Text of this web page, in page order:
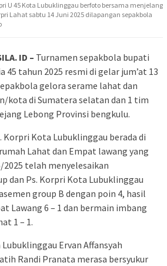
U 45 Kota Lubuklinggau berfoto bersama menjelang
Lahat sabtu 14 Juni 2025 dilapangan sepakbola
ID – Turnamen sepakbola bupati
45 tahun 2025 resmi di gelar jum’at 13
gelora serame lahat dan
kota di Sumatera selatan dan 1 tim
Lebong Provinsi bengkulu.
Korpri Kota Lubuklinggau berada di
Lahat dan Empat lawang yang
telah menyelesaikan
dan Ps. Korpri Kota Lubuklinggau
group B dengan poin 4, hasil
Lawang 6 – 1 dan bermain imbang
1 – 1.
Ervan Affansyah
Randi Pranata merasa bersyukur